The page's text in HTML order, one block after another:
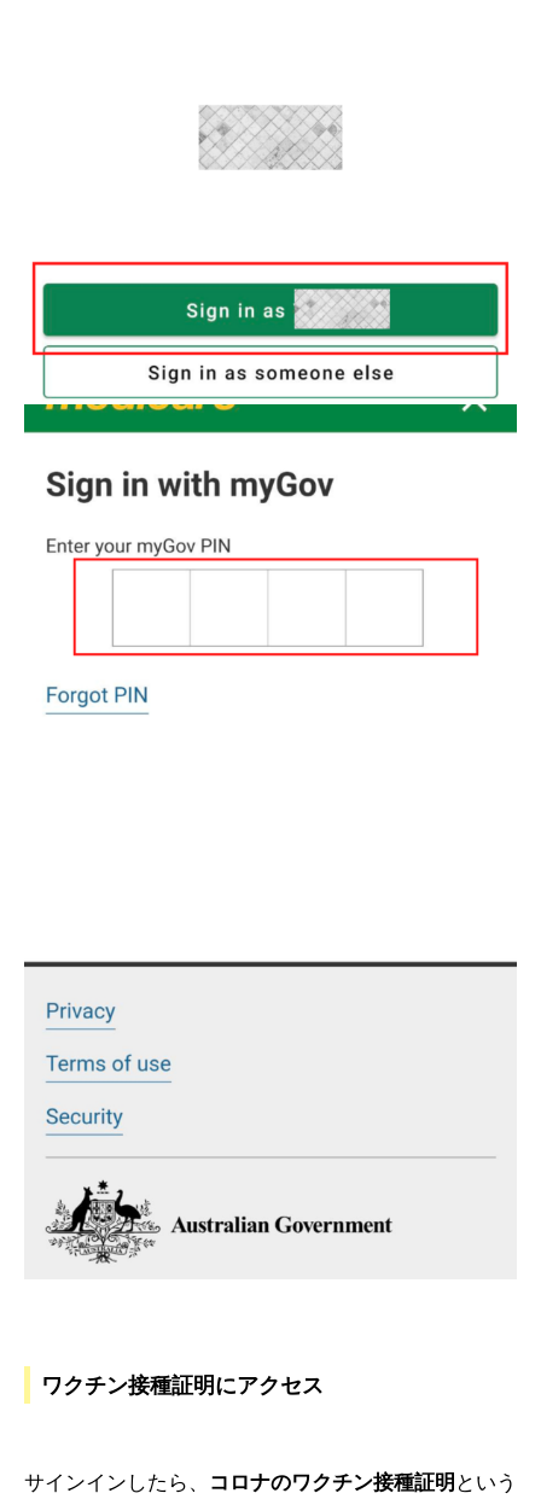
ワクチン接種証明にアクセス
サインインしたら、 コロナのワクチン接種証明 という